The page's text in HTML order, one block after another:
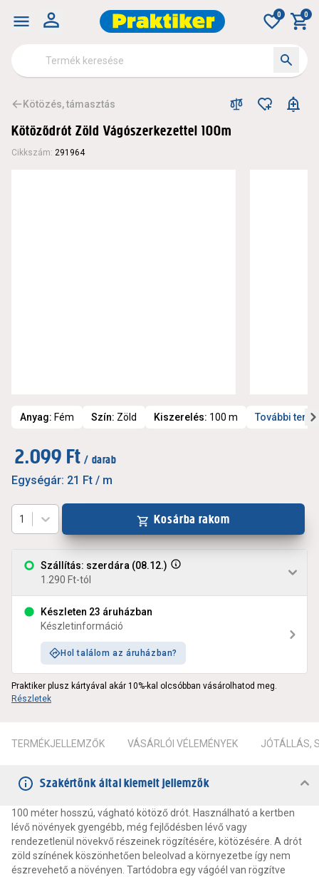
0 0
Kötözés, támasztás
Kötöződrót Zöld Vágószerkezettel 100m
Cikkszám: 291964
Anyag: Fém Szín: Zöld Kiszerelés: 100 m További
2.099 Ft / darab
Egységár: 21 Ft / m
Szállítás: szerdára (08.12.)
1.290 Ft-tól
Készleten 23 áruházban
Készletinformáció
Hol találom az áruházban?
1 Kosárba rakom
Praktiker plusz kártyával akár 10%-kal olcsóbban vásárolhatod meg.
Részletek
TERMÉKJELLEMZŐK VÁSÁRLÓI VÉLEMÉNYEK JÓTÁLLÁS,
Szakértőnk által kiemelt jellemzők
100 méter hosszú, vágható kötöző drót. Használható a kertben
lévő növények gyengébb, még fejlődésben lévő vagy
rendezetlenül növekvő részeinek rögzítésére, kötözésére. A drót
zöld színének köszönhetően beleolvad a környezetbe így nem
észrevehető a növényen. Tartódobra egy vágóél van rögzítve